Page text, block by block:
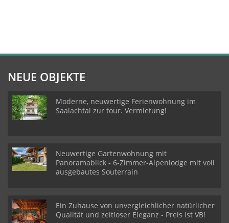
NEUE OBJEKTE
Moderne, neuwertige Ferienwohnung im
Saalachtal zur tour. Vermietung!
Neuwertige Gartenwohnung mit
Panoramablick - 6-Zimmer-Alpenlodge mit voll
ausgebautes Souterrain
Ein Zuhause von unvergleichlicher natürlicher
Qualität und zeitloser Eleganz - Preis ist VB!